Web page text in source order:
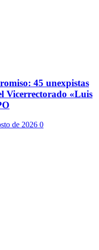
45 unexpistas
Vicerrectorado «Luis
de 2026 0